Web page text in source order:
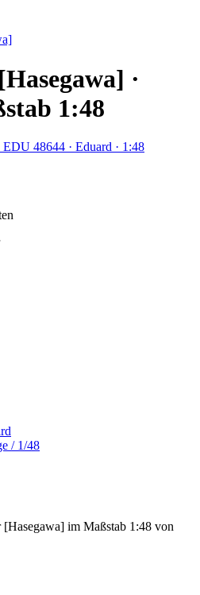
·
1:48
/ 1/48
im Maßstab 1:48 von